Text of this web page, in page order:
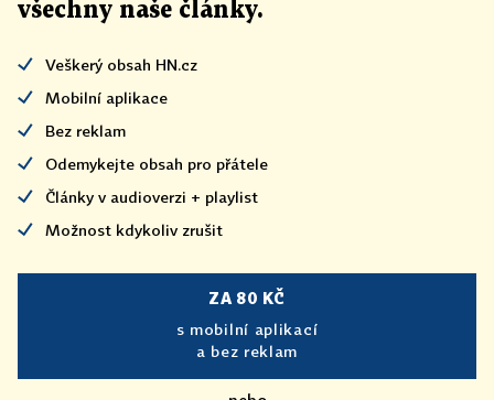
všechny naše články.
Veškerý obsah HN.cz
Mobilní aplikace
Bez reklam
Odemykejte obsah pro přátele
Články v audioverzi + playlist
Možnost kdykoliv zrušit
ZA 80 KČ
s mobilní aplikací
a bez reklam